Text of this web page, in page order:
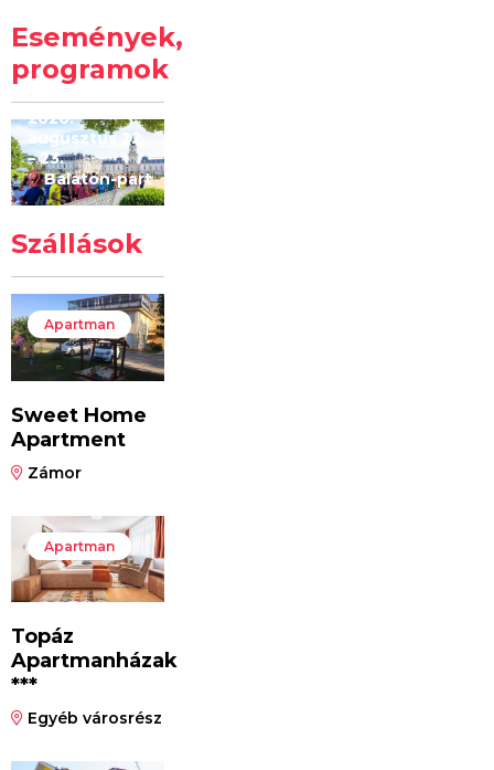
Események,
programok
Kilóméterek
2026
2026.
augusztus 22
– 23.
Balaton-part
Szállások
Apartman
Sweet Home
Apartment
Zámor
Apartman
Topáz
Apartmanházak
***
Egyéb városrész